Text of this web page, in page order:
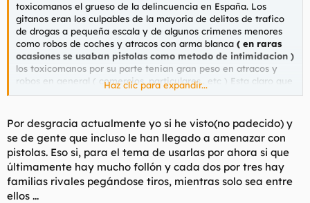
toxicomanos el grueso de la delincuencia en España. Los
gitanos eran los culpables de la mayoria de delitos de trafico
de drogas a pequeña escala y de algunos crimenes menores
como robos de coches y atracos con arma blanca ( en raras
ocasiones se usaban pistolas como metodo de intimidacion )
los toxicomanos por su parte tenian gran peso en atracos y
robos en general ( comercios, particulares.. etc ) Esta claro que
el trafico a mayor escala, la droga que venia por galicia y por
grueso de la poblacion como algo que les tocara directamente.
Haz clic para expandir...
Por desgracia actualmente yo si he visto(no padecido) y
se de gente que incluso le han llegado a amenazar con
pistolas. Eso si, para el tema de usarlas por ahora si que
últimamente hay mucho follón y cada dos por tres hay
familias rivales pegándose tiros, mientras solo sea entre
ellos ...